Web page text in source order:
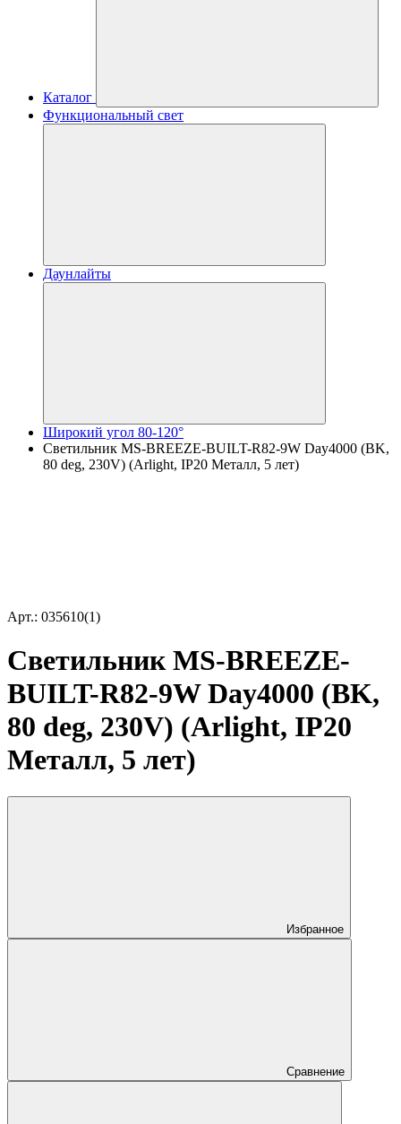
Каталог
Функциональный свет
Даунлайты
Широкий угол 80-120°
Светильник MS-BREEZE-BUILT-R82-9W Day4000 (BK,
80 deg, 230V) (Arlight, IP20 Металл, 5 лет)
Арт.: 035610(1)
Светильник MS-BREEZE-
BUILT-R82-9W Day4000 (BK,
80 deg, 230V) (Arlight, IP20
Металл, 5 лет)
Избранное
Сравнение